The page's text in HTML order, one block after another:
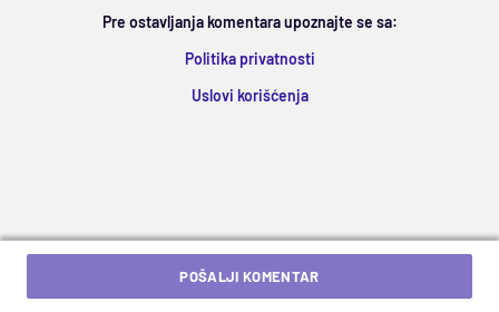
Pre ostavljanja komentara upoznajte se sa:
Politika privatnosti
Uslovi korišćenja
POŠALJI KOMENTAR